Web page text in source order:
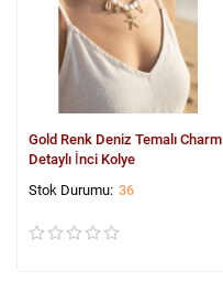
Gold Renk Deniz Temalı Charm
Detaylı İnci Kolye
36